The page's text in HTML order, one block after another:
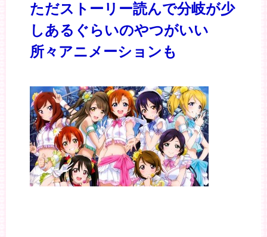
ただストーリー読んで分岐が少
しあるぐらいのやつがいい
所々アニメーションも